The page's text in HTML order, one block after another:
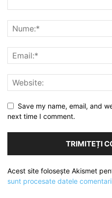
Save my name, email, and
next time I comment.
Acest site folosește Akismet
sunt procesate datele